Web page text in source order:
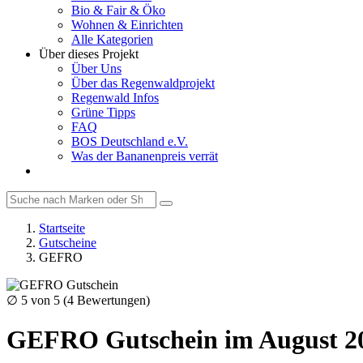
Bio & Fair & Öko
Wohnen & Einrichten
Alle Kategorien
Über dieses Projekt
Über Uns
Über das Regenwaldprojekt
Regenwald Infos
Grüne Tipps
FAQ
BOS Deutschland e.V.
Was der Bananenpreis verrät
Startseite
Gutscheine
GEFRO
∅ 5 von 5 (4 Bewertungen)
GEFRO Gutschein im August